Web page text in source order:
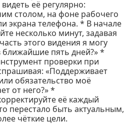
её регулярно:
столом, на фоне рабочего
экрана телефона. * В начале
несколько минут, задавая
этого видения я могу
ближайшие пять дней?» *
проверки при
«Поддерживает
обязательство моё
от него?» *
её каждый
перестало быть актуальным,
чёткие цели.